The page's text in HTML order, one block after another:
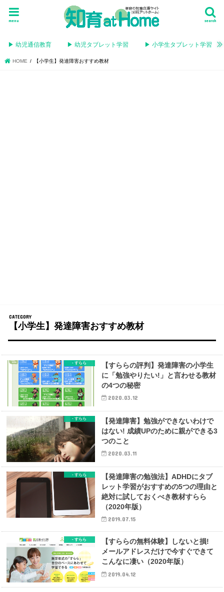
search
menu
▶︎ 幼児通信教育 ▶︎ 幼児タブレット学習 ▶︎ 小学生タブレット学習
HOME 【小学生】発達障害おすすめ教材
【小学生】発達障害おすすめ教材
- すらら
【すららの評判】発達障害の小学生
に「勉強やりたい!」と言わせる教材
の4つの秘密
2020.03.12
- すらら
【発達障害】勉強ができないわけで
はない! 成績UPのために親ができる3
つのこと
2020.03.11
- すらら
【発達障害の勉強法】ADHDにタブ
レット学習がおすすめの5つの理由と
絶対に試しておくべき教材すらら
（2020年版）
2019.07.15
- すらら
【すららの無料体験】しないと損!
メールアドレスだけで今すぐできて
こんなに凄い（2020年版）
2019.04.12